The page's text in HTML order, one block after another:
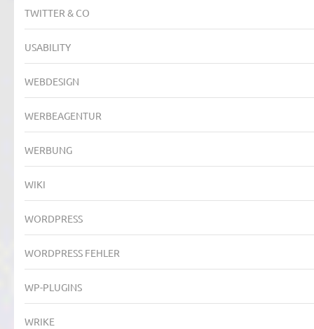
TWITTER & CO
USABILITY
WEBDESIGN
WERBEAGENTUR
WERBUNG
WIKI
WORDPRESS
WORDPRESS FEHLER
WP-PLUGINS
WRIKE